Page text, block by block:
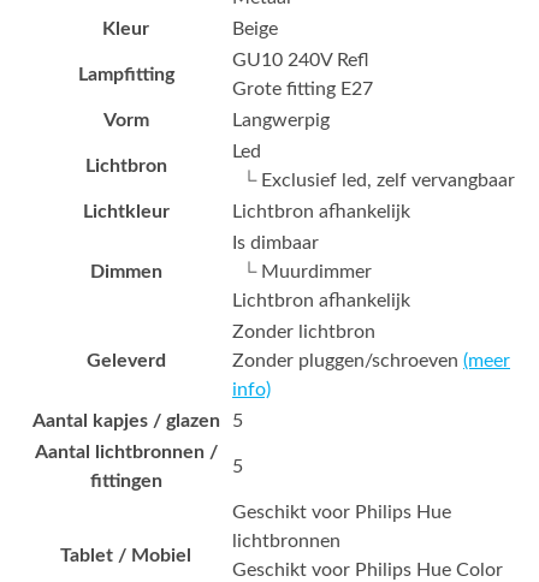
Kleur
Beige
Lampfitting
GU10 240V Refl
Grote fitting E27
Vorm
Langwerpig
Lichtbron
Led
└ Exclusief led, zelf vervangbaar
Lichtkleur
Lichtbron afhankelijk
Dimmen
Is dimbaar
└ Muurdimmer
Lichtbron afhankelijk
Geleverd
Zonder lichtbron
Zonder pluggen/schroeven (meer
info)
Aantal kapjes / glazen
5
Aantal lichtbronnen /
fittingen
5
Tablet / Mobiel
Geschikt voor Philips Hue
lichtbronnen
Geschikt voor Philips Hue Color